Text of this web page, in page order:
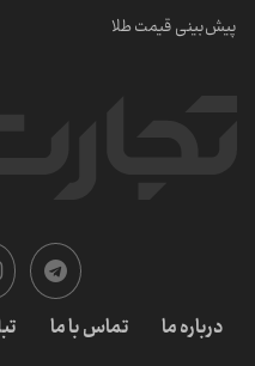
پیش‌بینی قیمت طلا
درباره ما تماس با ما